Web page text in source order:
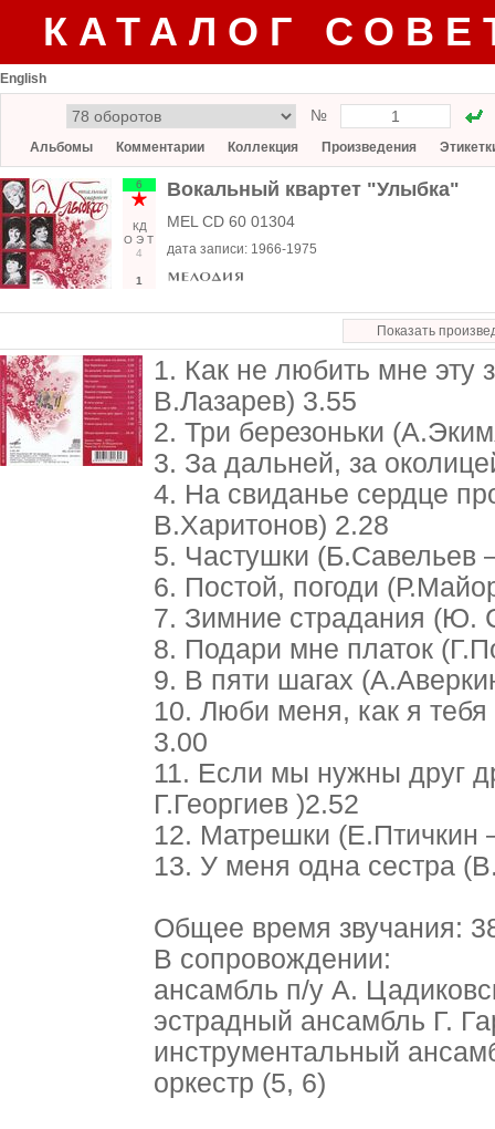
КАТАЛОГ
English
№
Альбомы Комментарии Коллекция Произведения
6
КД
О Э Т
4
1
Вокальный квартет "Улыбка"
MEL CD 60 01304
дата записи: 1966-1975
Показать
1. Как не любить мне
В.Лазарев) 3.55
2. Три березоньки
3. За дальней, за
4. На свиданье сердце
В.Харитонов) 2.28
5. Частушки (Б.Савельев
6. Постой, погоди
7. Зимние страдания (Ю.
8. Подари мне платок
9. В пяти шагах
10. Люби меня, как я
3.00
11. Если мы нужны друг
Г.Георгиев )2.52
12. Матрешки
13. У меня одна сестра
Общее время звучания:
В сопровождении:
ансамбль п/у А.
эстрадный ансамбль Г.
инструментальный
оркестр (5, 6)